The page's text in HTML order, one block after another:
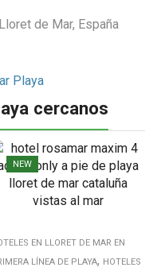
de Mar, España
Playa
cercanos
NEW
EN LLORET DE MAR EN
LÍNEA DE PLAYA, HOTELES